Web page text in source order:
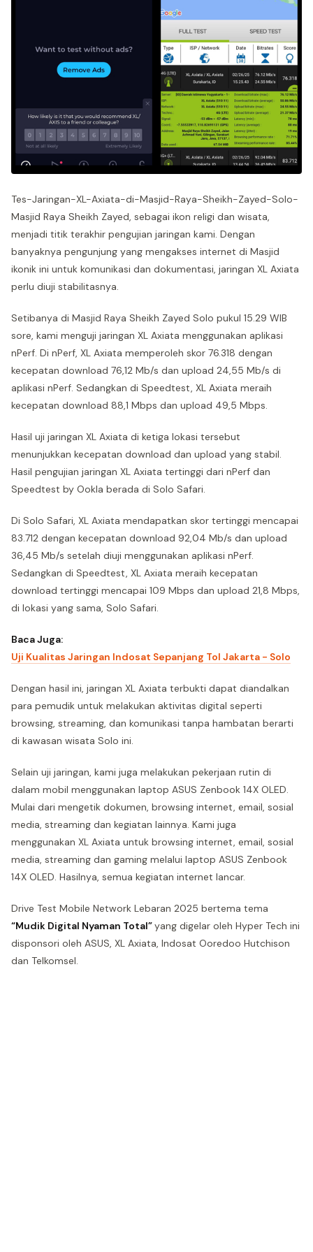
Tes-Jaringan-XL-Axiata-di-Masjid-Raya-Sheikh-Zayed-Solo-
Masjid Raya Sheikh Zayed, sebagai ikon religi dan wisata,
menjadi titik terakhir pengujian jaringan kami. Dengan
banyaknya pengunjung yang mengakses internet di Masjid
ikonik ini untuk komunikasi dan dokumentasi, jaringan XL Axiata
perlu diuji stabilitasnya.
Setibanya di Masjid Raya Sheikh Zayed Solo pukul 15.29 WIB
sore, kami menguji jaringan XL Axiata menggunakan aplikasi
nPerf. Di nPerf, XL Axiata memperoleh skor 76.318 dengan
kecepatan download 76,12 Mb/s dan upload 24,55 Mb/s di
aplikasi nPerf. Sedangkan di Speedtest, XL Axiata meraih
kecepatan download 88,1 Mbps dan upload 49,5 Mbps.
Hasil uji jaringan XL Axiata di ketiga lokasi tersebut
menunjukkan kecepatan download dan upload yang stabil.
Hasil pengujian jaringan XL Axiata tertinggi dari nPerf dan
Speedtest by Ookla berada di Solo Safari.
Di Solo Safari, XL Axiata mendapatkan skor tertinggi mencapai
83.712 dengan kecepatan download 92,04 Mb/s dan upload
36,45 Mb/s setelah diuji menggunakan aplikasi nPerf.
Sedangkan di Speedtest, XL Axiata meraih kecepatan
download tertinggi mencapai 109 Mbps dan upload 21,8 Mbps,
di lokasi yang sama, Solo Safari.
Baca Juga:
Uji Kualitas Jaringan Indosat Sepanjang Tol Jakarta - Solo
Dengan hasil ini, jaringan XL Axiata terbukti dapat diandalkan
para pemudik untuk melakukan aktivitas digital seperti
browsing, streaming, dan komunikasi tanpa hambatan berarti
di kawasan wisata Solo ini.
Selain uji jaringan, kami juga melakukan pekerjaan rutin di
dalam mobil menggunakan laptop ASUS Zenbook 14X OLED.
Mulai dari mengetik dokumen, browsing internet, email, sosial
media, streaming dan kegiatan lainnya. Kami juga
menggunakan XL Axiata untuk browsing internet, email, sosial
media, streaming dan gaming melalui laptop ASUS Zenbook
14X OLED. Hasilnya, semua kegiatan internet lancar.
Drive Test Mobile Network Lebaran 2025 bertema tema
“Mudik Digital Nyaman Total”yang digelar oleh Hyper Tech ini
disponsori oleh ASUS, XL Axiata, Indosat Ooredoo Hutchison
dan Telkomsel.